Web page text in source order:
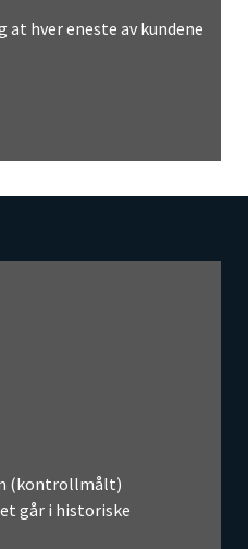
at hver eneste av kundene
(kontrollmålt)
går i historiske